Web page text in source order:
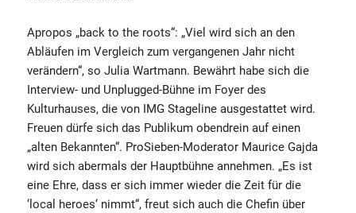
Apropos „back to the roots“: „Viel wird sich an den
Abläufen im Vergleich zum vergangenen Jahr nicht
verändern“, so Julia Wartmann. Bewährt habe sich die
Interview- und Unplugged-Bühne im Foyer des
Kulturhauses, die von IMG Stageline ausgestattet wird.
Freuen dürfe sich das Publikum obendrein auf einen
„alten Bekannten“. ProSieben-Moderator Maurice Gajda
wird sich abermals der Hauptbühne annehmen. „Es ist
eine Ehre, dass er sich immer wieder die Zeit für die
‘local heroes‘ nimmt“, freut sich auch die Chefin über